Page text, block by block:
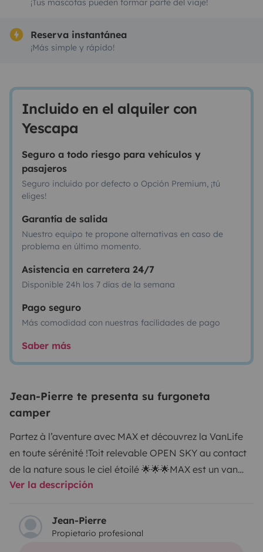
¡Tus mascotas pueden formar parte del viaje!
Reserva instantánea
¡Más simple y rápido!
Incluido en el alquiler con
Yescapa
Seguro a todo riesgo para vehículos y
pasajeros
Seguro incluido por defecto o Opción Premium, ¡tú
eliges!
Garantía de salida
Nuestro equipo te propone alternativas en caso de
problema en último momento.
Asistencia en carretera 24/7
Disponible 24h los 7 días de la semana
Pago seguro
Más comodidad con nuestras facilidades de pago
Saber más
Jean-Pierre te presenta su furgoneta
camper
Partez à l’aventure avec MAX et découvrez la VanLife
en toute sérénité !Toit relevable OPEN SKY au contact
de la nature sous le ciel étoilé 🌟🌟🌟MAX est un van
Volkswagen récemment aménagé par un
personnes et accueillir jusqu’à 2 adultes + 1 enfant pour
la nuit. Il est prêt à partir 🚐Pratique et accessible
Ver la descripción
Jean-Pierre
Propietario profesional